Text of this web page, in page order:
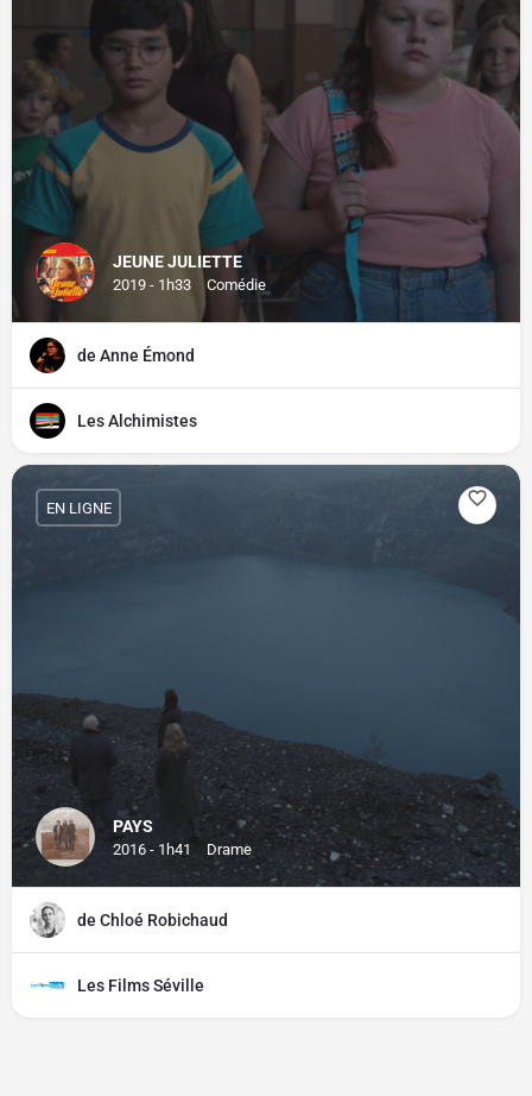
JEUNE JULIETTE
2019 - 1h33 Comédie
de Anne Émond
Les Alchimistes
PAYS
2016 - 1h41 Drame
EN LIGNE
de Chloé Robichaud
Les Films Séville